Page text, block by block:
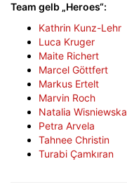
Team gelb „Heroes“:
Kathrin Kunz-Lehr
Luca Kruger
Maite Richert
Marcel Göttfert
Markus Ertelt
Marvin Roch
Natalia Wisniewska
Petra Arvela
Tahnee Christin
Turabi Çamkıran